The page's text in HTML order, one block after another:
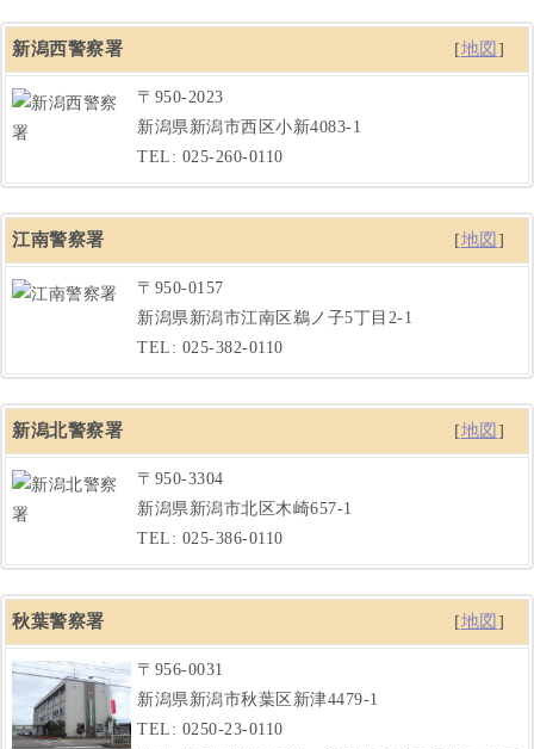
新潟西警察署 [地図 ]
〒950-2023
新潟県新潟市西区小新4083-1
TEL: 025-260-0110
江南警察署 [地図 ]
〒950-0157
新潟県新潟市江南区鵜ノ子5丁目2-1
TEL: 025-382-0110
新潟北警察署 [地図 ]
〒950-3304
新潟県新潟市北区木崎657-1
TEL: 025-386-0110
秋葉警察署 [地図 ]
〒956-0031
新潟県新潟市秋葉区新津4479-1
TEL: 0250-23-0110